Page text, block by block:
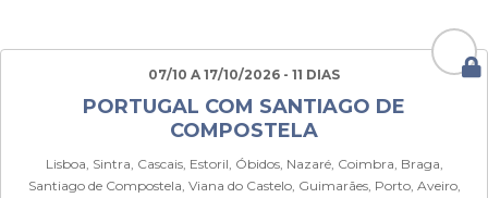
07/10 A 17/10/2026 - 11 DIAS
PORTUGAL COM SANTIAGO DE
COMPOSTELA
Lisboa, Sintra, Cascais, Estoril, Óbidos, Nazaré, Coimbra, Braga,
Santiago de Compostela, Viana do Castelo, Guimarães, Porto, Aveiro,